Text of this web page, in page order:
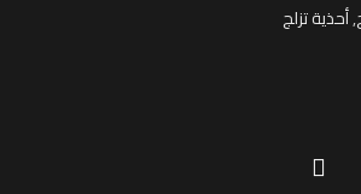
,أحذية تزلج